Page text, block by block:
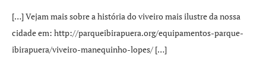
[…] Vejam mais sobre a história do viveiro mais ilustre da nossa
cidade em: http://parqueibirapuera.org/equipamentos-parque-
ibirapuera/viveiro-manequinho-lopes/ […]